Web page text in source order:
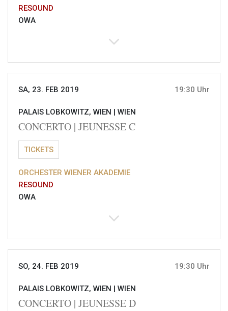
RESOUND
OWA
SA, 23. FEB 2019 19:30 Uhr
PALAIS LOBKOWITZ, WIEN | WIEN
CONCERTO | JEUNESSE C
TICKETS
ORCHESTER WIENER AKADEMIE
RESOUND
OWA
SO, 24. FEB 2019 19:30 Uhr
PALAIS LOBKOWITZ, WIEN | WIEN
CONCERTO | JEUNESSE D